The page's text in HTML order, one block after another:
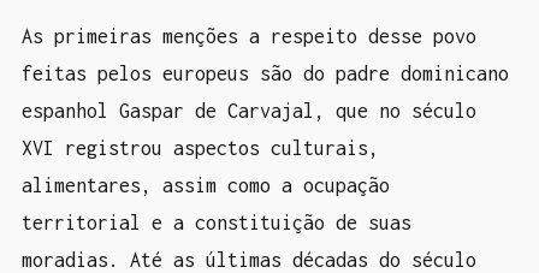
As primeiras menções a respeito desse povo
feitas pelos europeus são do padre dominicano
espanhol Gaspar de Carvajal, que no século
XVI registrou aspectos culturais,
alimentares, assim como a ocupação
territorial e a constituição de suas
moradias. Até as últimas décadas do século